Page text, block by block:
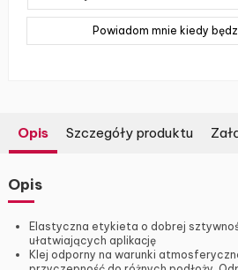
Opis Szczegóły produktu
Opis
Elastyczna etykieta o dobrej
ułatwiających aplikację
Klej odporny na warunki